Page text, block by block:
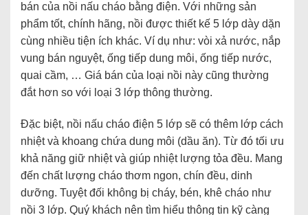
bán của nồi nấu cháo bằng điện. Với những sản
phẩm tốt, chính hãng, nồi được thiết kế 5 lớp dày dặn
cùng nhiều tiện ích khác. Ví dụ như: vòi xả nước, nắp
vung bán nguyệt, ống tiếp dung môi, ống tiếp nước,
quai cầm, … Giá bán của loại nồi này cũng thường
đắt hơn so với loại 3 lớp thông thường.
Đặc biệt, nồi nấu cháo điện 5 lớp sẽ có thêm lớp cách
nhiệt và khoang chứa dung môi (dầu ăn). Từ đó tối ưu
khả năng giữ nhiệt và giúp nhiệt lượng tỏa đều. Mang
đến chất lượng cháo thơm ngon, chín đều, dinh
dưỡng. Tuyệt đối không bị cháy, bén, khê cháo như
nồi 3 lớp. Quý khách nên tìm hiểu thông tin kỹ càng